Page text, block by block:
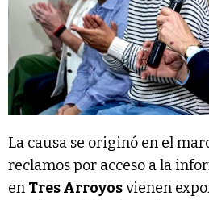
La causa se originó en el
reclamos por acceso a la
en Tres Arroyosvienen